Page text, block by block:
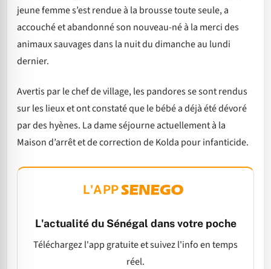
jeune femme s’est rendue à la brousse toute seule, a
accouché et abandonné son nouveau-né à la merci des
animaux sauvages dans la nuit du dimanche au lundi
dernier.
Avertis par le chef de village, les pandores se sont rendus
sur les lieux et ont constaté que le bébé a déjà été dévoré
par des hyènes. La dame séjourne actuellement à la
Maison d’arrêt et de correction de Kolda pour infanticide.
L'APP
L'actualité du Sénégal dans votre poche
Téléchargez l'app gratuite et suivez l'info en temps
réel.